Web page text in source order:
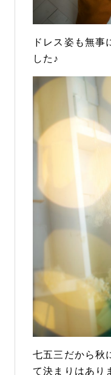
ドレス姿も無事
した♪
七五三だから秋
て決まりはあり